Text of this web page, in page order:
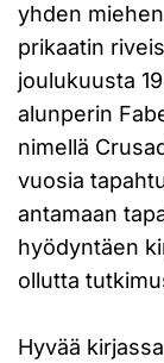
yhden
prikaatin
joulukuusta
alunperin
nimellä
vuosia
antamaan
hyödyntäen
ollutta
Hyvää